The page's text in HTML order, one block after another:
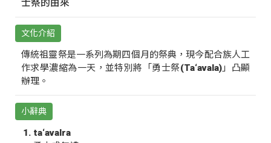
士祭的由來
文化介紹
傳統祖靈祭是一系列為期四個月的祭典，現今配合族人工
作求學濃縮為一天，並特別將「勇士祭(Ta‘avala)」凸顯
辦理。
小辭典
ta‘avalra